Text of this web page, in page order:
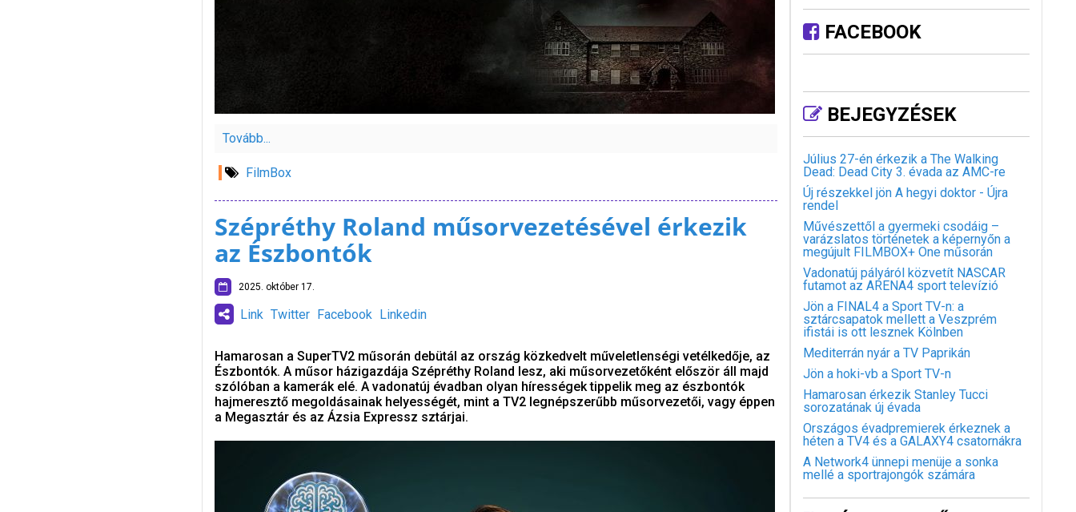
Tovább...
FilmBox
Szépréthy Roland műsorvezetésével érkezik
az Észbontók
2025. október 17.
Link Twitter Facebook Linkedin
Hamarosan a SuperTV2 műsorán debütál az ország közkedvelt műveletlenségi vetélkedője, az
Észbontók. A műsor házigazdája Szépréthy Roland lesz, aki műsorvezetőként először áll majd
szólóban a kamerák elé. A vadonatúj évadban olyan hírességek tippelik meg az észbontók
hajmeresztő megoldásainak helyességét, mint a TV2 legnépszerűbb műsorvezetői, vagy éppen
a Megasztár és az Ázsia Expressz sztárjai.
FACEBOOK
BEJEGYZÉSEK
Július 27-én érkezik a The Walking
Dead: Dead City 3. évada az AMC-re
Új részekkel jön A hegyi doktor - Újra
rendel
Művészettől a gyermeki csodáig –
varázslatos történetek a képernyőn a
megújult FILMBOX+ One műsorán
Vadonatúj pályáról közvetít NASCAR
futamot az ARENA4 sport televízió
Jön a FINAL4 a Sport TV-n: a
sztárcsapatok mellett a Veszprém
ifistái is ott lesznek Kölnben
Mediterrán nyár a TV Paprikán
Jön a hoki-vb a Sport TV-n
Hamarosan érkezik Stanley Tucci
sorozatának új évada
Országos évadpremierek érkeznek a
héten a TV4 és a GALAXY4 csatornákra
A Network4 ünnepi menüje a sonka
mellé a sportrajongók számára